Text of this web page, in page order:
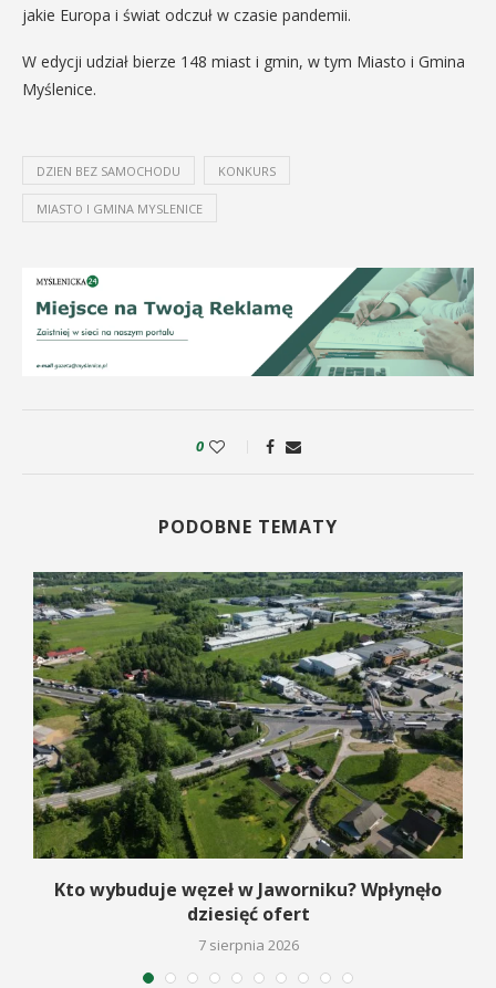
jakie Europa i świat odczuł w czasie pandemii.
W edycji udział bierze 148 miast i gmin, w tym Miasto i Gmina
Myślenice.
DZIEN BEZ SAMOCHODU KONKURS
MIASTO I GMINA MYSLENICE
0
PODOBNE TEMATY
Kto wybuduje węzeł w Jaworniku? Wpłynęło
dziesięć ofert
7 sierpnia 2026